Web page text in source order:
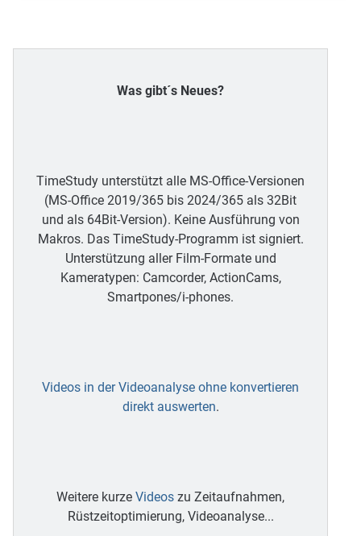
Was gibt´s Neues?
TimeStudy unterstützt alle MS-Office-Versionen
(MS-Office 2019/365 bis 2024/365 als 32Bit
und als 64Bit-Version). Keine Ausführung von
Makros. Das TimeStudy-Programm ist signiert.
Unterstützung aller Film-Formate und
Kameratypen: Camcorder, ActionCams,
Smartpones/i-phones.
Videos in der Videoanalyse ohne konvertieren
direkt auswerten.
Weitere kurze Videos zu Zeitaufnahmen,
Rüstzeitoptimierung, Videoanalyse...